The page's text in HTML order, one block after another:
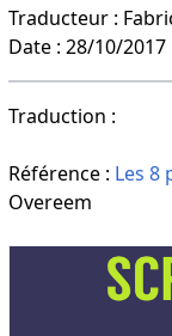
Traducteur :
Date : 28/10/2017
Traduction :
Référence : Les 8
Overeem